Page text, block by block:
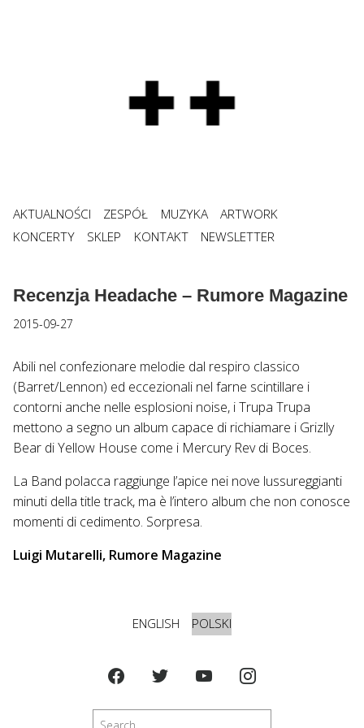
AKTUALNOŚCI ZESPÓŁ MUZYKA
ARTWORK
KONCERTY
SKLEP KONTAKT NEWSLETTER
Recenzja Headache – Rumore Magazine
2015-09-27
Abili nel confezionare melodie dal respiro classico
(Barret/Lennon) ed eccezionali nel farne scintillare i
contorni anche nelle esplosioni noise, i Trupa Trupa
mettono a segno un album capace di richiamare i Grizlly
Bear di Yellow House come i Mercury Rev di Boces.
La Band polacca raggiunge l’apice nei nove lussureggianti
minuti della title track, ma è l’intero album che non conosce
momenti di cedimento. Sorpresa.
Luigi Mutarelli, Rumore Magazine
ENGLISH POLSKI